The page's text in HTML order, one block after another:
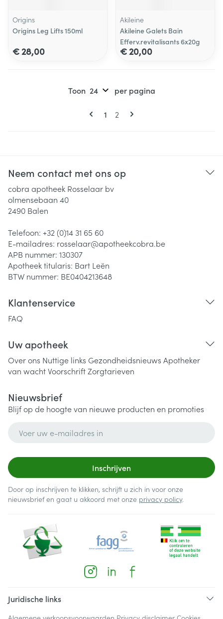
Origins
Origins Leg Lifts 150ml
€ 28,00
Akileine
Akileine Galets Bain
Efferv.revitalisants 6x20g
€ 20,00
Pagina's
U lees momenteel pagina
1 Pagina
2
Toon per pagina
Neem contact met ons op
cobra apotheek Rosselaar bv
olmensebaan 40
2490 Balen
Telefoon: +32 (0)14 31 65 60
E-mailadres: rosselaar@apotheekcobra.be
APB nummer: 130307
Apotheek titularis: Bart Leën
BTW nummer: BE0404213648
Klantenservice
FAQ
Uw apotheek
Over ons Nuttige links Gezondheidsnieuws Apotheker
van wachtVoorschriftZorgtarieven
Nieuwsbrief
Blijf op de hoogte van nieuwe producten en promoties
Inschrijven
Door op inschrijven te klikken, schrijft u zich in voor onze
nieuwsbrief en gaat u akkoord met onze privacy policy.
Juridische links